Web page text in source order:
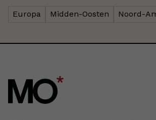
Europa Midden-Oosten Noord-